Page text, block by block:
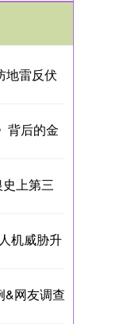
地雷反伏
背后的金
上第三
机威胁升
&网友调查